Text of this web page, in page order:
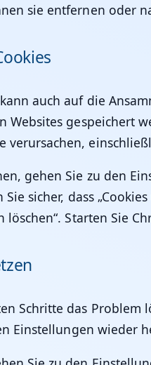
sie entfernen oder
auch auf die
Websites gespeichert
verursachen,
gehen Sie zu den
Sie sicher, dass
löschen“. Starten Sie
Schritte das Problem
Einstellungen wieder